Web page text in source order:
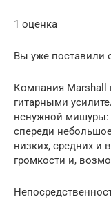
1 оценка
Вы уже поставили
Компания Marshall
гитарными
ненужной
спереди
низких, средних и
громкости и,